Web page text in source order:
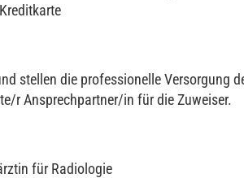
stellen die professionelle Versorgung
r Ansprechpartner/in für die Zuweiser.
für Radiologie